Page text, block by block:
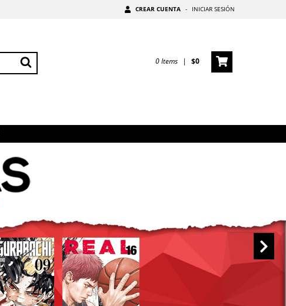
CREAR CUENTA - INICIAR SESIÓN
0Items | $0